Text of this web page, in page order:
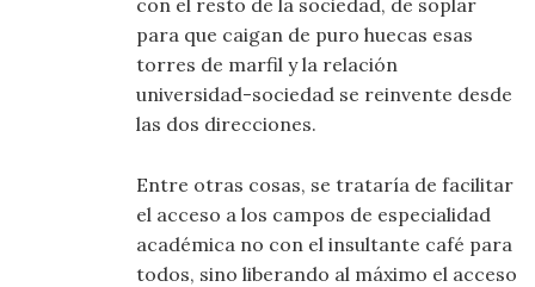
con el resto de la sociedad, de soplar
para que caigan de puro huecas esas
torres de marfil y la relación
universidad-sociedad se reinvente desde
las dos direcciones.
Entre otras cosas, se trataría de facilitar
el acceso a los campos de especialidad
académica no con el insultante café para
todos, sino liberando al máximo el acceso